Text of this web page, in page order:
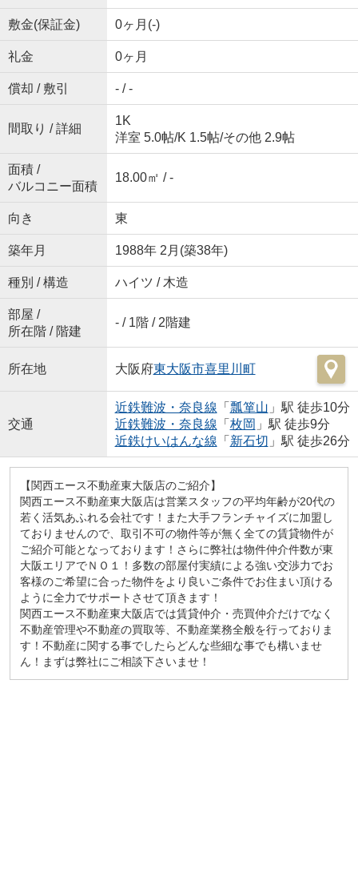
敷金(保証金) 0ヶ月(-)
礼金 0ヶ月
償却 / 敷引 - / -
間取り / 詳細
1K
洋室 5.0帖/K 1.5帖/その他 2.9帖
面積 /
バルコニー面積
18.00㎡ / -
向き 東
築年月 1988年 2月(築38年)
種別 / 構造 ハイツ / 木造
部屋 /
所在階 / 階建
- / 1階 / 2階建
所在地 大阪府東大阪市喜里川町
交通
近鉄難波・奈良線 「 瓢箪山 」駅 徒歩10分
近鉄難波・奈良線 「 枚岡 」駅 徒歩9分
近鉄けいはんな線 「 新石切 」駅 徒歩26分
【関西エース不動産東大阪店のご紹介】
関西エース不動産東大阪店は営業スタッフの平均年齢が20代の
若く活気あふれる会社です！また大手フランチャイズに加盟し
ておりませんので、取引不可の物件等が無く全ての賃貸物件が
ご紹介可能となっております！さらに弊社は物件仲介件数が東
大阪エリアでＮＯ１！多数の部屋付実績による強い交渉力でお
客様のご希望に合った物件をより良いご条件でお住まい頂ける
ように全力でサポートさせて頂きます！
関西エース不動産東大阪店では賃貸仲介・売買仲介だけでなく
不動産管理や不動産の買取等、不動産業務全般を行っておりま
す！不動産に関する事でしたらどんな些細な事でも構いませ
ん！まずは弊社にご相談下さいませ！